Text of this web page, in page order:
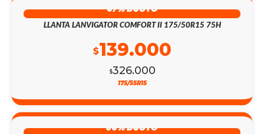
57% DSCTO
LLANTA LANVIGATOR COMFORT II 175/50R15 75H
$326.000
$139.000
175/55R15
35% DSCTO